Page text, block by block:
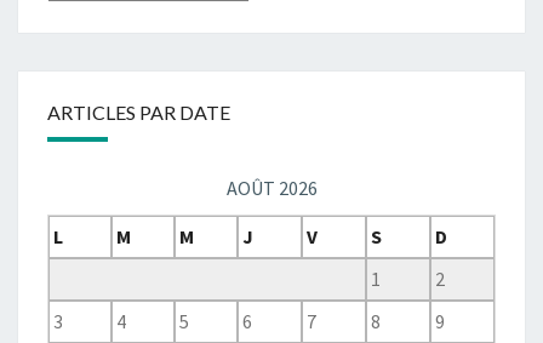
ARTICLES PAR DATE
AOÛT 2026
L
M M J V S
D
1
2
3
4 5 6 7 8
9